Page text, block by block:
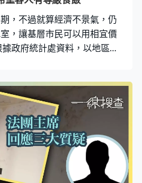
Edit
，不過就算經濟不景氣，仍
，讓基層市民可以用相宜價
政府統計處資料，以地區計
及家人的健康之外，也對食
裁麥姑娘表示，深水埗區有
、劏房戶及街友，希望開設
士。「好想深水埗成為一個
區，令客人入到嚟好有尊嚴
一杯羅漢果茶，甚至純粹入
咁樣享用，我覺得呢個係最